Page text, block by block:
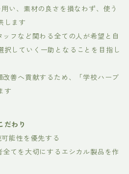
い、素材の良さを損なわず、使う
します
フなど関わる全ての人が希望と自
択していく一助となることを目指し
善へ貢献するため、「学校ハーブ
す
だわり
能性を優先する
てを大切にするエシカル製品を作